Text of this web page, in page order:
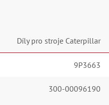
Díly pro stroje Caterpillar
9P3663
300-00096190